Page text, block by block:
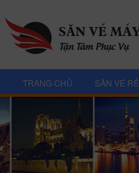
TRANG CHỦ SĂN VÉ RẺ